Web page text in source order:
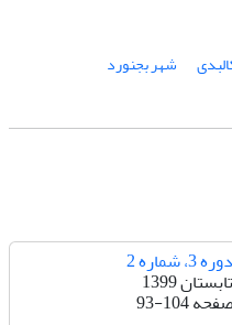
شهر بجنورد
دوره 3، شماره 2
تابستان 1399
صفحه93-104